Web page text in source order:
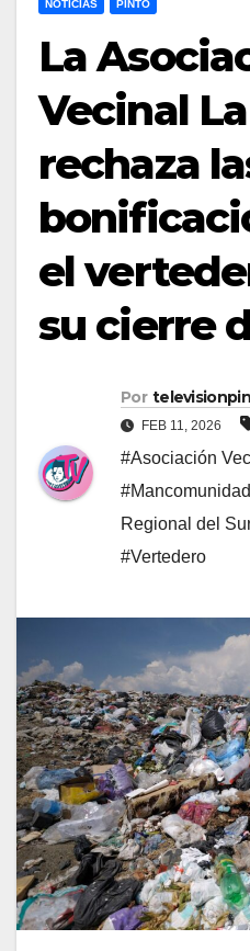
NOTICIAS PINTO
La
Vecinal
rechaza
el
su cierre
Por
FEB 11, 2026
#Asociación
Regional del
#Vertedero